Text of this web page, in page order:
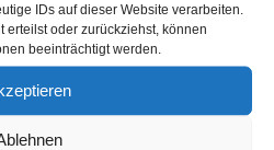
IDs auf dieser Website verarbeiten.
erteilst oder zurückziehst, können
beeinträchtigt werden.